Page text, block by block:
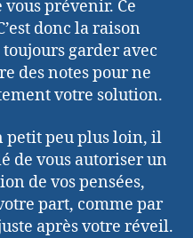
prévenir. Ce
donc la raison
garder avec
des notes pour ne
votre solution.
petit peu plus loin, il
de vous autoriser un
de vos pensées,
part, comme par
après votre réveil.